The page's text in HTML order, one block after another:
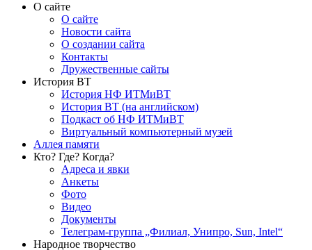
О сайте
О сайте
Новости сайта
О создании сайта
Контакты
Дружественные сайты
История ВТ
История НФ ИТМиВТ
История ВТ (на английском)
Подкаст об НФ ИТМиВТ
Виртуальный компьютерный музей
Аллея памяти
Кто? Где? Когда?
Адреса и явки
Анкеты
Фото
Видео
Документы
Телеграм-группа „Филиал, Унипро, Sun, Intel“
Народное творчество